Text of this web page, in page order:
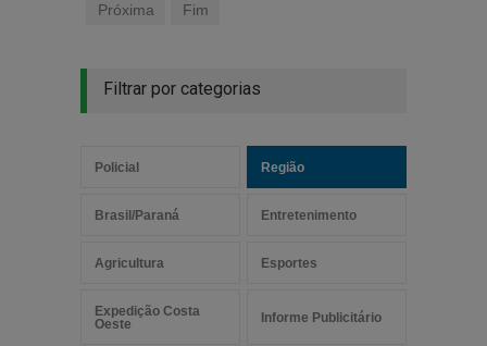
Próxima
Fim
Filtrar por categorias
Policial Região
Brasil/Paraná Entretenimento
Agricultura Esportes
Expedição Costa
Oeste
Informe Publicitário